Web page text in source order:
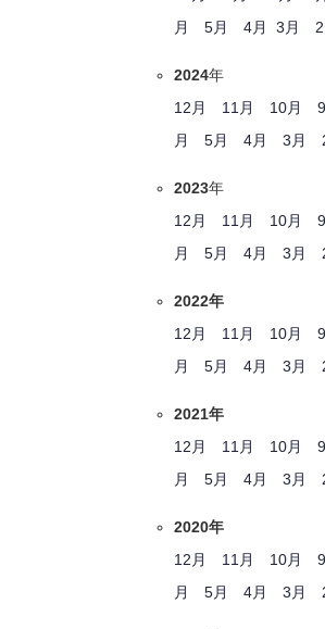
月
5月 4月 3月
2024年
12月
11月 10月
月
5月 4月 3月
2023年
12月
11月 10月
月
5月 4月 3月
2022年
12月
11月 10月
月
5月 4月 3月
2021年
12月
11月 10月
月
5月 4月 3月
2020年
12月
11月 10月
月
5月 4月 3月